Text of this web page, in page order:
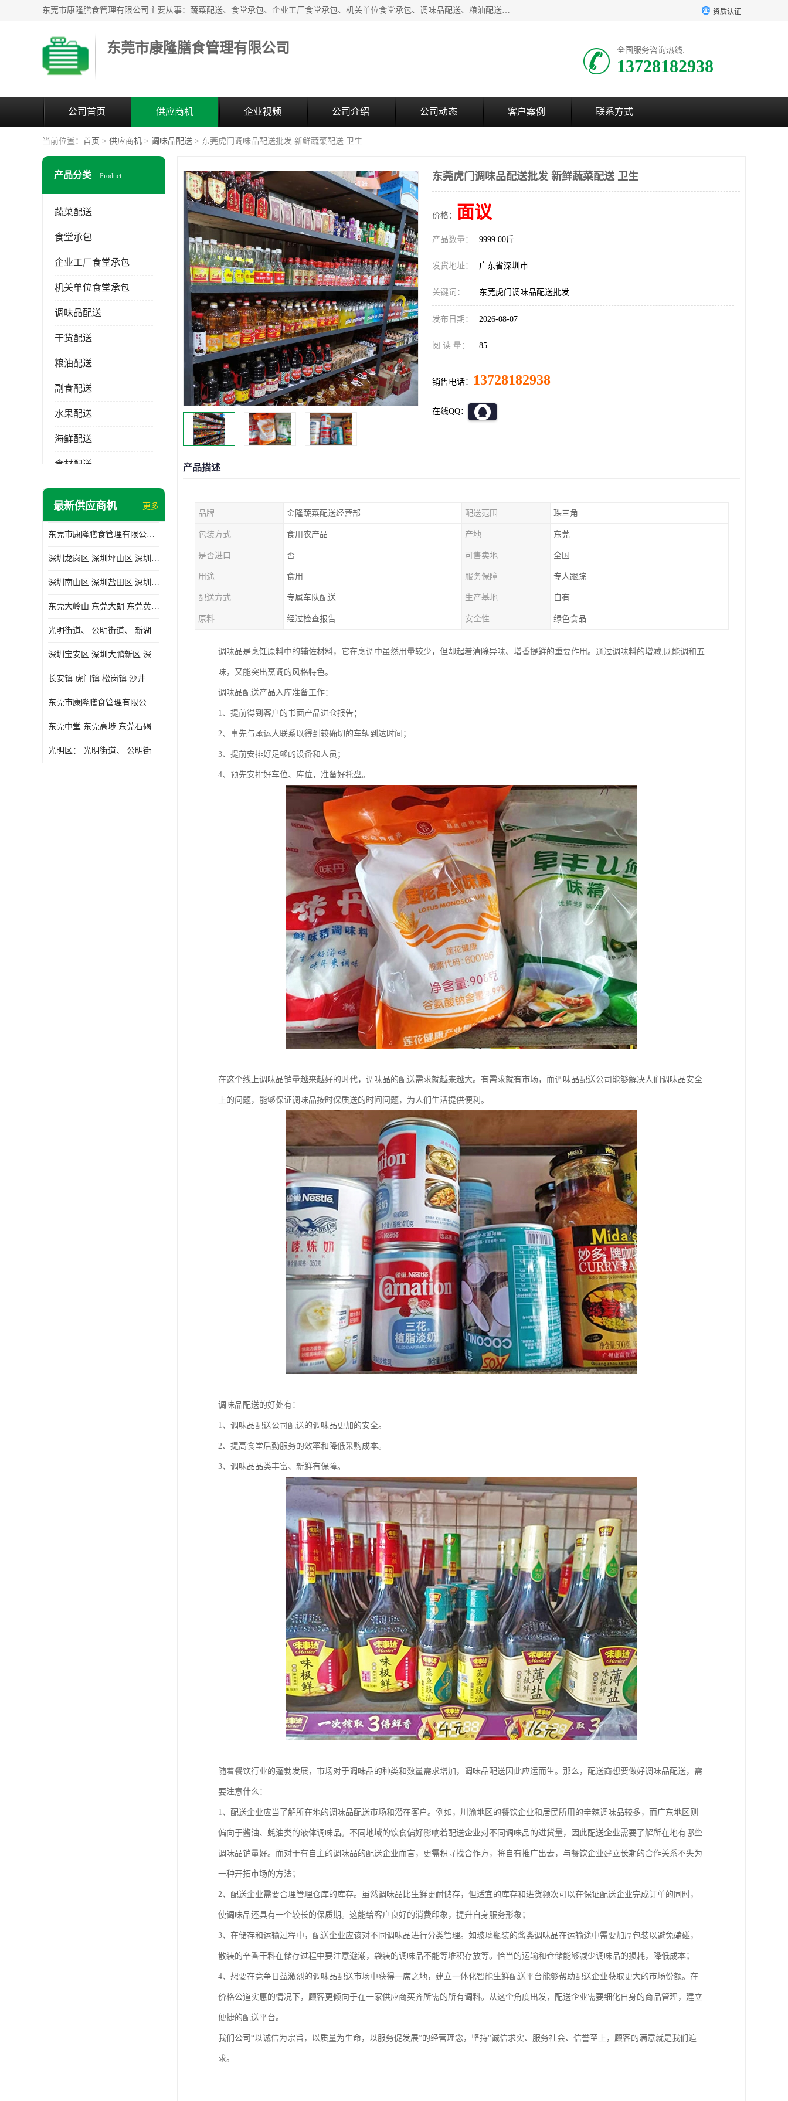
东莞市康隆膳食管理有限公司主要从事：蔬菜配送、食堂承包、企业工厂食堂承包、机关单位食堂承包、调味品配送、粮油配送、干货配送、副食配送、水果配送、海鲜配送等业务，东莞蔬菜配送电话，咨询在线客服。 资质认证
东莞市康隆膳食管理有限公司 全国服务咨询热线:
13728182938
公司首页 供应商机 企业视频 公司介绍 公司动态 客户案例 联系方式
当前位置： 首页 > 供应商机 > 调味品配送 > 东莞虎门调味品配送批发 新鲜蔬菜配送 卫生
产品分类 Product
蔬菜配送
食堂承包
企业工厂食堂承包
机关单位食堂承包
调味品配送
干货配送
粮油配送
副食配送
水果配送
海鲜配送
食材配送
最新供应商机 更多
东莞市康隆膳食管理有限公司主要经营蔬菜配送 东莞食堂承包 光明蔬菜配送 深圳市食堂承包 深圳市蔬菜配送等业务 欢迎咨询了解
深圳龙岗区 深圳坪山区 深圳光明区 深圳龙华区
深圳南山区 深圳盐田区 深圳福田区 深圳罗湖区 深圳龙岗区
东莞大岭山 东莞大朗 东莞黄江 东莞樟木头 蔬菜配送
光明街道、 公明街道、 新湖街道、
深圳宝安区 深圳大鹏新区 深圳特别合作区
长安镇 虎门镇 松岗镇 沙井镇 公明镇 莞城街道 南城街道 东城街道 万江街道 石碣镇 石龙镇 茶山镇 石排镇 企石镇 横沥镇
东莞市康隆膳食管理有限公司 长安蔬菜配送 虎门蔬菜配送 大岭山蔬菜配送
东莞中堂 东莞高埗 东莞石碣 东莞望牛墩 东莞洪梅 东莞道滘 东莞石龙镇 东莞石排镇
光明区： 光明街道、 公明街道、 新湖街道、 凤凰街道、 玉塘街道、 马田街道
东莞虎门调味品配送批发 新鲜蔬菜配送 卫生
价格： 面议
产品数量： 9999.00斤
发货地址： 广东省深圳市
关键词： 东莞虎门调味品配送批发
发布日期： 2026-08-07
阅 读 量： 85
销售电话： 13728182938
在线QQ：
产品描述
品牌 金隆蔬菜配送经营部 配送范围 珠三角
包装方式 食用农产品 产地 东莞
是否进口 否 可售卖地 全国
用途 食用 服务保障 专人跟踪
配送方式 专属车队配送 生产基地 自有
原料 经过检查报告 安全性 绿色食品
调味品是烹饪原料中的辅佐材料，它在烹调中虽然用量较少，但却起着清除异味、增香提鲜的重要作用。通过调味料的增减,既能调和五
味，又能突出烹调的风格特色。
调味品配送产品入库准备工作：
1、提前得到客户的书面产品进仓报告；
2、事先与承运人联系以得到较确切的车辆到达时间；
3、提前安排好足够的设备和人员；
4、预先安排好车位、库位，准备好托盘。
在这个线上调味品销量越来越好的时代，调味品的配送需求就越来越大。有需求就有市场，而调味品配送公司能够解决人们调味品安全
上的问题，能够保证调味品按时保质送的时间问题，为人们生活提供便利。
调味品配送的好处有：
1、调味品配送公司配送的调味品更加的安全。
2、提高食堂后勤服务的效率和降低采购成本。
3、调味品品类丰富、新鲜有保障。
随着餐饮行业的蓬勃发展，市场对于调味品的种类和数量需求增加，调味品配送因此应运而生。那么，配送商想要做好调味品配送，需
要注意什么：
1、配送企业应当了解所在地的调味品配送市场和潜在客户。例如，川渝地区的餐饮企业和居民所用的辛辣调味品较多，而广东地区则
偏向于酱油、蚝油类的液体调味品。不同地域的饮食偏好影响着配送企业对不同调味品的进货量，因此配送企业需要了解所在地有哪些
调味品销量好。而对于有自主的调味品的配送企业而言，更需积寻找合作方，将自有推广出去，与餐饮企业建立长期的合作关系不失为
一种开拓市场的方法；
2、配送企业需要合理管理仓库的库存。虽然调味品比生鲜更耐储存，但适宜的库存和进货频次可以在保证配送企业完成订单的同时，
使调味品还具有一个较长的保质期。这能给客户良好的消费印象，提升自身服务形象；
3、在储存和运输过程中，配送企业应该对不同调味品进行分类管理。如玻璃瓶装的酱类调味品在运输途中需要加厚包装以避免磕碰，
散装的辛香干料在储存过程中要注意避潮，袋装的调味品不能等堆积存放等。恰当的运输和仓储能够减少调味品的损耗，降低成本；
4、想要在竞争日益激烈的调味品配送市场中获得一席之地，建立一体化智能生鲜配送平台能够帮助配送企业获取更大的市场份额。在
价格公道实惠的情况下，顾客更倾向于在一家供应商买齐所需的所有调料。从这个角度出发，配送企业需要细化自身的商品管理，建立
便捷的配送平台。
我们公司“以诚信为宗旨，以质量为生命，以服务促发展”的经营理念，坚持"诚信求实、服务社会、信誉至上，顾客的满意就是我们追
求。